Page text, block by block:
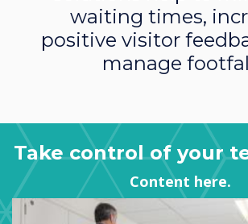
waiting times,
positive visitor
manage
Take control of your
Content here.